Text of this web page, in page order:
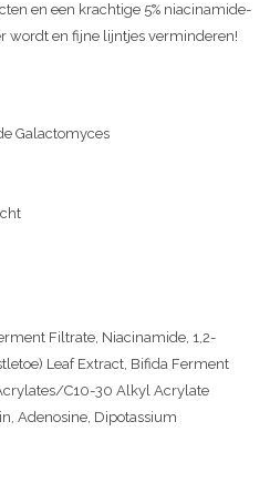
en een krachtige 5% niacinamide-
wordt en fijne lijntjes verminderen!
Galactomyces
Filtrate, Niacinamide, 1,2-
Leaf Extract, Bifida Ferment
C10-30 Alkyl Acrylate
Adenosine, Dipotassium